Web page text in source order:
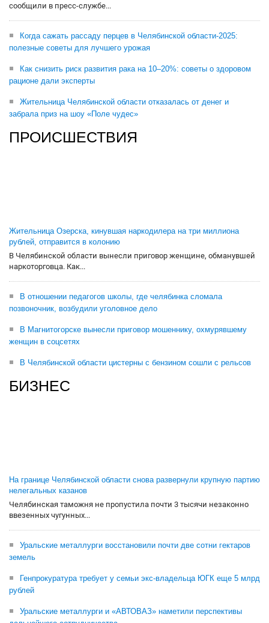
сообщили в пресс-службе...
Когда сажать рассаду перцев в Челябинской области-2025:
полезные советы для лучшего урожая
Как снизить риск развития рака на 10–20%: советы о здоровом
рационе дали эксперты
Жительница Челябинской области отказалась от денег и
забрала приз на шоу «Поле чудес»
ПРОИСШЕСТВИЯ
Жительница Озерска, кинувшая наркодилера на три миллиона
рублей, отправится в колонию
В Челябинской области вынесли приговор женщине, обманувшей
наркоторговца. Как...
В отношении педагогов школы, где челябинка сломала
позвоночник, возбудили уголовное дело
В Магнитогорске вынесли приговор мошеннику, охмурявшему
женщин в соцсетях
В Челябинской области цистерны с бензином сошли с рельсов
БИЗНЕС
На границе Челябинской области снова развернули крупную партию
нелегальных казанов
Челябинская таможня не пропустила почти 3 тысячи незаконно
ввезенных чугунных...
Уральские металлурги восстановили почти две сотни гектаров
земель
Генпрокуратура требует у семьи экс-владельца ЮГК еще 5 млрд
рублей
Уральские металлурги и «АВТОВАЗ» наметили перспективы